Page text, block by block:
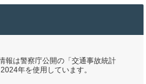
報は警察庁公開の「交通事故統計
年を使用しています。